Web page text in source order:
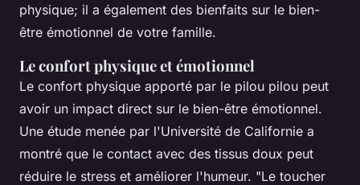
physique; il a également des bienfaits sur le bien-
être émotionnel de votre famille.
Le confort physique et émotionnel
Le confort physique apporté par le pilou pilou peut
avoir un impact direct sur le bien-être émotionnel.
Une étude menée par l'Université de Californie a
montré que le contact avec des tissus doux peut
réduire le stress et améliorer l'humeur. "Le toucher